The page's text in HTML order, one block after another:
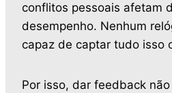
conflitos pessoais afetam
desempenho. Nenhum
capaz de captar tudo isso
Por isso, dar feedback